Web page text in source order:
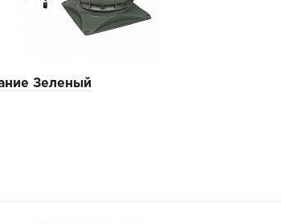
Зеленый